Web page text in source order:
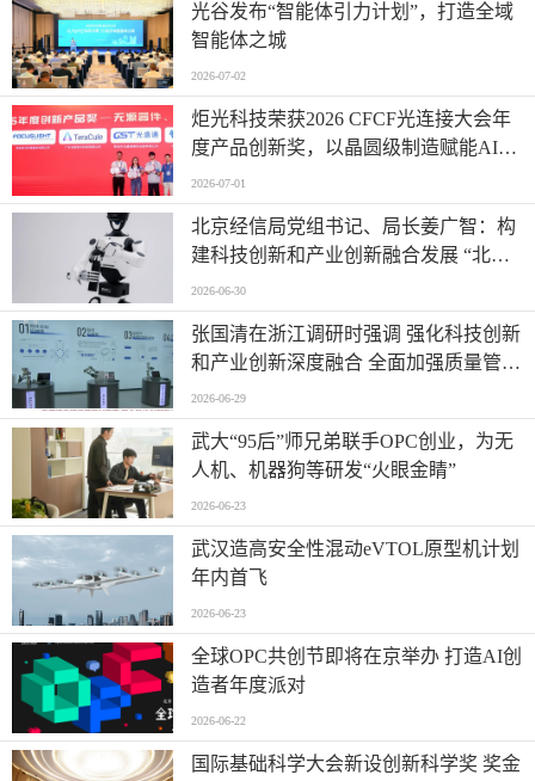
光谷发布“智能体引力计划”，打造全域
智能体之城
2026-07-02
炬光科技荣获2026 CFCF光连接大会年
度产品创新奖，以晶圆级制造赋能AI时
代高密度光互连
2026-07-01
北京经信局党组书记、局长姜广智：构
建科技创新和产业创新融合发展 “北京
模式” 为首都推进新型工业化注入强劲
动能
2026-06-30
张国清在浙江调研时强调 强化科技创新
和产业创新深度融合 全面加强质量管理
增加高质量供给
2026-06-29
武大“95后”师兄弟联手OPC创业，为无
人机、机器狗等研发“火眼金睛”
2026-06-23
武汉造高安全性混动eVTOL原型机计划
年内首飞
2026-06-23
全球OPC共创节即将在京举办 打造AI创
造者年度派对
2026-06-22
国际基础科学大会新设创新科学奖 奖金